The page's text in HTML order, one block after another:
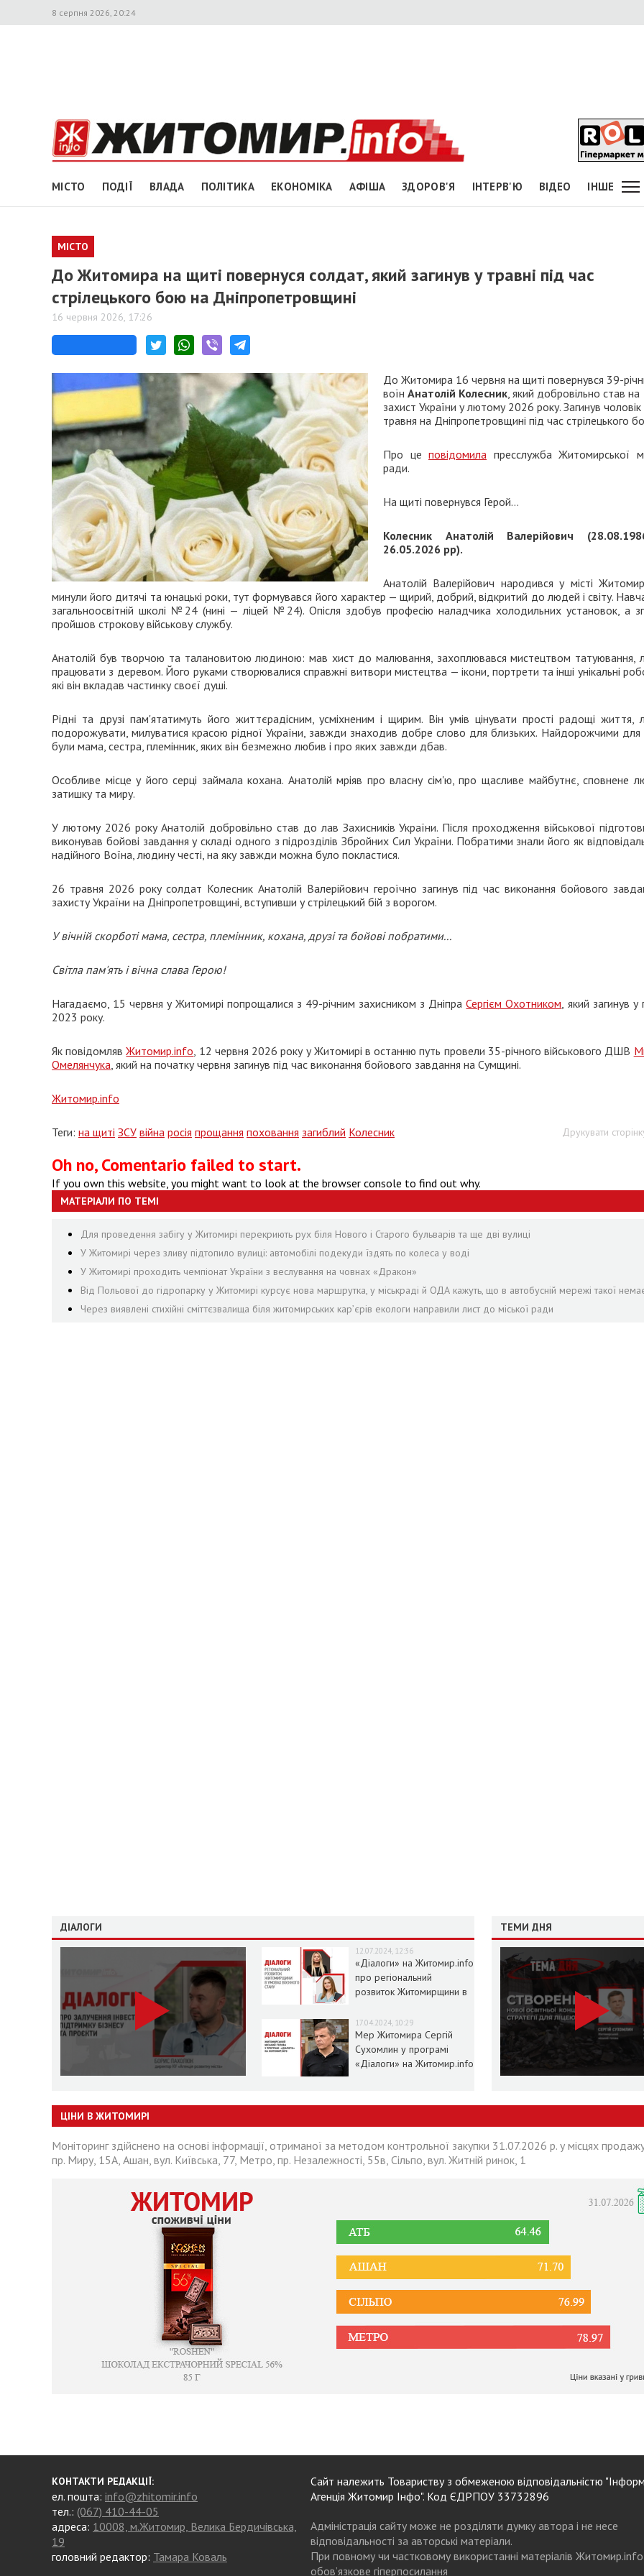
8 серпня 2026, 20:24
МІСТО ПОДІЇ ВЛАДА ПОЛІТИКА ЕКОНОМІКА АФІША ЗДОРОВ'Я ІНТЕРВ'Ю ВІДЕО ІНШЕ
МІСТО
До Житомира на щиті повернуся солдат, який загинув у травні під час
стрілецького бою на Дніпропетровщині
16 червня 2026, 17:26
До Житомира 16 червня на щиті повернувся 39-
воїн Анатолій Колесник, який добровільно став на
захист України у лютому 2026 року. Загинув
травня на Дніпропетровщині під час стрілецького
Про цеповідомила пресслужба Житомирської
ради.
На щиті повернувся Герой…
Колесник Анатолій Валерійович
26.05.2026 рр).
Анатолій Валерійович народився у місті
минули його дитячі та юнацькі роки, тут формувався його характер — щирий, добрий, відкритий до людей і світу.
загальноосвітній школі №24 (нині — ліцей №24). Опісля здобув професію наладчика холодильних установок, а
пройшов строкову військову службу.
Анатолій був творчою та талановитою людиною: мав хист до малювання, захоплювався мистецтвом татуювання,
працювати з деревом. Його руками створювалися справжні витвори мистецтва — ікони, портрети та інші унікальні
які він вкладав частинку своєї душі.
Рідні та друзі пам'ятатимуть його життєрадісним, усміхненим і щирим. Він умів цінувати прості радощі життя,
подорожувати, милуватися красою рідної України, завжди знаходив добре слово для близьких. Найдорожчими для
були мама, сестра, племінник, яких він безмежно любив і про яких завжди дбав.
Особливе місце у його серці займала кохана. Анатолій мріяв про власну сім'ю, про щасливе майбутнє, сповнене
затишку та миру.
У лютому 2026 року Анатолій добровільно став до лав Захисників України. Після проходження військової
виконував бойові завдання у складі одного з підрозділів Збройних Сил України. Побратими знали його як
надійного Воїна, людину честі, на яку завжди можна було покластися.
26 травня 2026 року солдат Колесник Анатолій Валерійович героїчно загинув під час виконання бойового
захисту України на Дніпропетровщині, вступивши у стрілецький бій з ворогом.
У вічній скорботі мама, сестра, племінник, кохана, друзі та бойові побратими...
Світла пам'ять і вічна слава Герою!
Нагадаємо, 15 червня у Житомирі попрощалися з 49-річним захисником з ДніпраСергієм Охотником, який загинув у
2023 року.
Як повідомлявЖитомир.info, 12 червня 2026 року у Житомирі в останню путь провели 35-річного військового ДШВ
Омелянчука, який на початку червня загинув під час виконання бойового завдання на Сумщині.
Житомир.info
Друкувати
Теги: на щиті ЗСУ війна росія прощання поховання загиблий Колесник
Oh no, Comentario failed to start.
If you own this website, you might want to look at the browser console to find out why.
МАТЕРІАЛИ ПО ТЕМІ
Для проведення забігу у Житомирі перекриють рух біля Нового і Старого бульварів та ще дві вулиці
У Житомирі через зливу підтопило вулиці: автомобілі подекуди їздять по колеса у воді
У Житомирі проходить чемпіонат України з веслування на човнах «Дракон»
Від Польової до гідропарку у Житомирі курсує нова маршрутка, у міськраді й ОДА кажуть, що в автобусній мережі такої
Через виявлені стихійні сміттєзвалища біля житомирських кар’єрів екологи направили лист до міської ради
ДІАЛОГИ
12.07.2024, 12:36
«Діалоги» на Житомир.info
про регіональний
розвиток Житомирщини в
17.04.2024, 10:29
Мер Житомира Сергій
Сухомлин у програмі
«Діалоги» на Житомир.info
ТЕМИ ДНЯ
ЦІНИ В ЖИТОМИРІ
Моніторинг здійснено на основі інформації, отриманої за методом контрольної закупки 31.07.2026 р. у місцях
пр. Миру, 15А, Ашан, вул. Київська, 77, Метро, пр. Незалежності, 55в, Сільпо, вул. Житній ринок, 1
КОНТАКТИ РЕДАКЦІЇ:
ел. пошта: info@zhitomir.info
тел.: (067) 410-44-05
адреса: 10008, м.Житомир, Велика Бердичівська,
19
головний редактор: Тамара Коваль
Сайт належить Товариству з обмеженою відповідальністю
Агенція Житомир Інфо". Код ЄДРПОУ 33732896
Адміністрація сайту може не розділяти думку автора і не несе
відповідальності за авторські матеріали.
При повному чи частковому використанні матеріалів Житомир.info
обов’язкове гіперпосилання